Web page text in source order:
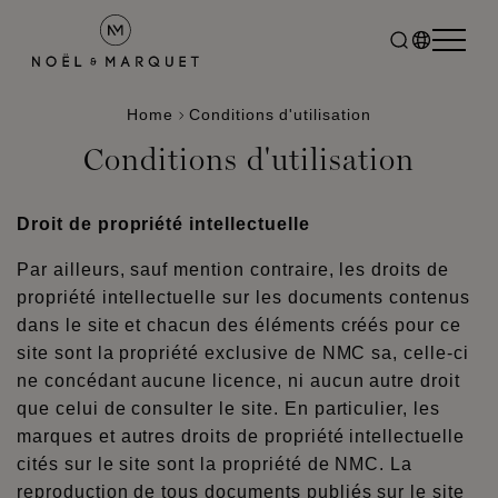
Home Conditions d'utilisation
Conditions d'utilisation
Droit de propriété intellectuelle
Par ailleurs, sauf mention contraire, les droits de
propriété intellectuelle sur les documents contenus
dans le site et chacun des éléments créés pour ce
site sont la propriété exclusive de NMC sa, celle-ci
ne concédant aucune licence, ni aucun autre droit
que celui de consulter le site. En particulier, les
marques et autres droits de propriété intellectuelle
cités sur le site sont la propriété de NMC. La
reproduction de tous documents publiés sur le site